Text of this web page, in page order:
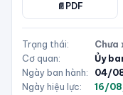
📄 PDF
Trạng thái:
Chưa
Cơ quan:
Ủy
Ngày ban hành:
04/
Ngày hiệu lực:
16/